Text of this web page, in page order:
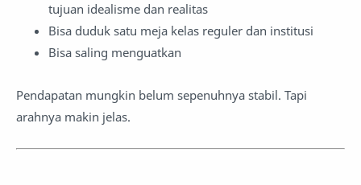
tujuan idealisme dan realitas
Bisa duduk satu meja kelas reguler dan institusi
Bisa saling menguatkan
Pendapatan mungkin belum sepenuhnya stabil. Tapi
arahnya makin jelas.